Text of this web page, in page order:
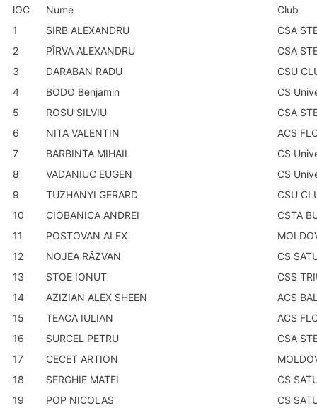
lOC Nume
Club
1
SIRB ALEXANDRU
CSA
2
PÎRVA ALEXANDRU
CSA
3
DARABAN RADU
CSU
4
BODO Benjamin
CS
5
ROSU SILVIU
CSA
6
NITA VALENTIN
ACS
7
BARBINTA MIHAIL
CS
8
VADANIUC EUGEN
CS
9
TUZHANYI GERARD
CSU
10
CIOBANICA ANDREI
CSTA
11
POSTOVAN ALEX
12
NOJEA RĂZVAN
CS
13
STOE IONUT
CSS
14
AZIZIAN ALEX SHEEN
ACS
15
TEACA IULIAN
ACS
16
SURCEL PETRU
CSA
17
CECET ARTION
18
SERGHIE MATEI
CS
19
POP NICOLAS
CS